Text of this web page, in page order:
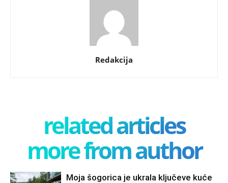
Redakcija
related articles
more from author
Moja šogorica je ukrala ključeve kuće